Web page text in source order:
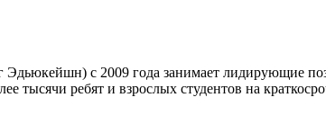
с 2009 года занимает лидирующие
тысячи ребят и взрослых студентов на